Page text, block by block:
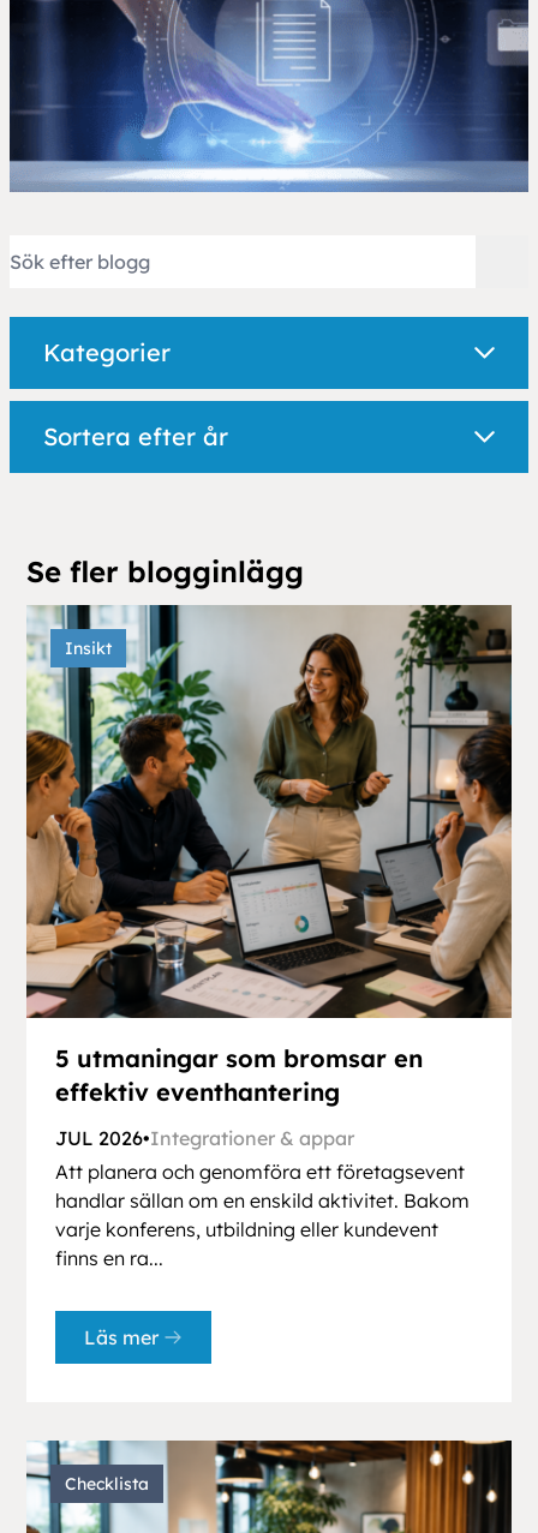
Kategorier
Sortera efter år
Se fler blogginlägg
Insikt
5 utmaningar som bromsar en
effektiv eventhantering
JUL 2026•Integrationer & appar
Att planera och genomföra ett företagsevent
handlar sällan om en enskild aktivitet. Bakom
varje konferens, utbildning eller kundevent
finns en ra...
Läs mer
Checklista